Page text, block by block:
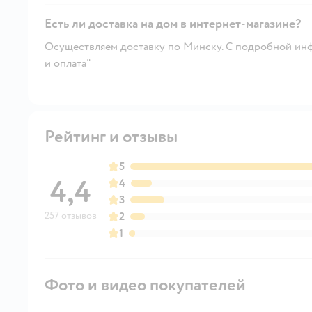
Есть ли доставка на дом в интернет-магазине?
Осуществляем доставку по Минску. С подробной
и оплата"
Рейтинг и отзывы
4,4
257 отзывов
5
4
3
2
1
Фото и видео покупателей